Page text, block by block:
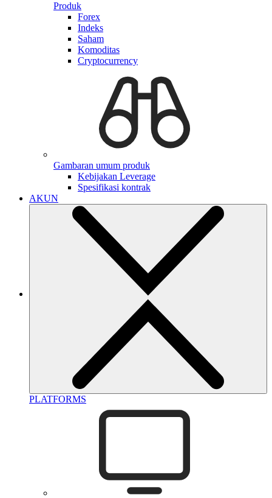
Produk
Forex
Indeks
Saham
Komoditas
Cryptocurrency
Gambaran umum produk
Kebijakan Leverage
Spesifikasi kontrak
AKUN
PLATFORMS